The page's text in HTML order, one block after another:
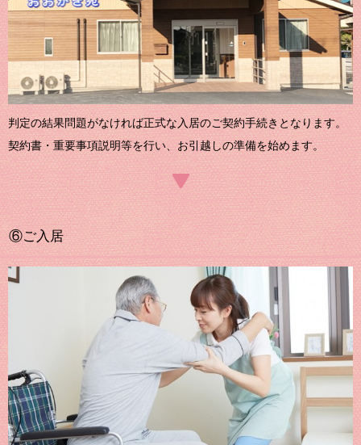
判定の結果問題がなければ正式な入居のご契約手続きとなります。
契約書・重要事項説明等を行い、お引越しの準備を始めます。
⑥ご入居